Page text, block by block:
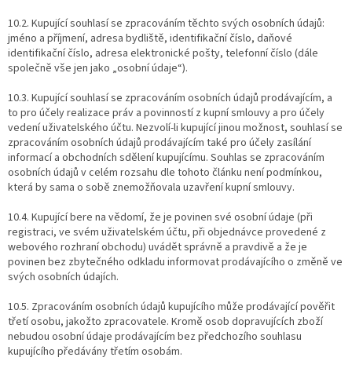
10.2. Kupující souhlasí se zpracováním těchto svých osobních údajů:
jméno a příjmení, adresa bydliště, identifikační číslo, daňové
identifikační číslo, adresa elektronické pošty, telefonní číslo (dále
společně vše jen jako „osobní údaje“).
10.3. Kupující souhlasí se zpracováním osobních údajů prodávajícím, a
to pro účely realizace práv a povinností z kupní smlouvy a pro účely
vedení uživatelského účtu. Nezvolí-li kupující jinou možnost, souhlasí se
zpracováním osobních údajů prodávajícím také pro účely zasílání
informací a obchodních sdělení kupujícímu. Souhlas se zpracováním
osobních údajů v celém rozsahu dle tohoto článku není podmínkou,
která by sama o sobě znemožňovala uzavření kupní smlouvy.
10.4. Kupující bere na vědomí, že je povinen své osobní údaje (při
registraci, ve svém uživatelském účtu, při objednávce provedené z
webového rozhraní obchodu) uvádět správně a pravdivě a že je
povinen bez zbytečného odkladu informovat prodávajícího o změně ve
svých osobních údajích.
10.5. Zpracováním osobních údajů kupujícího může prodávající pověřit
třetí osobu, jakožto zpracovatele. Kromě osob dopravujících zboží
nebudou osobní údaje prodávajícím bez předchozího souhlasu
kupujícího předávány třetím osobám.